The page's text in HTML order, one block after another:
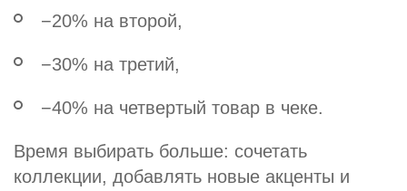
−20% на второй,
−30% на третий,
−40% на четвертый товар в чеке.
Время выбирать больше: сочетать
коллекции, добавлять новые акценты и